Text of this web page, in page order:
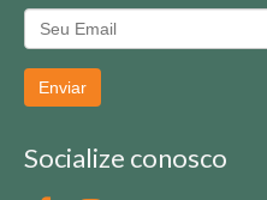
Enviar
Socialize conosco